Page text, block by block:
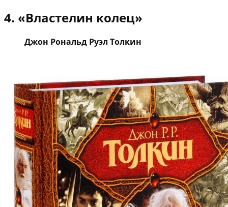
4. «Властелин колец»
Джон Рональд Руэл Толкин